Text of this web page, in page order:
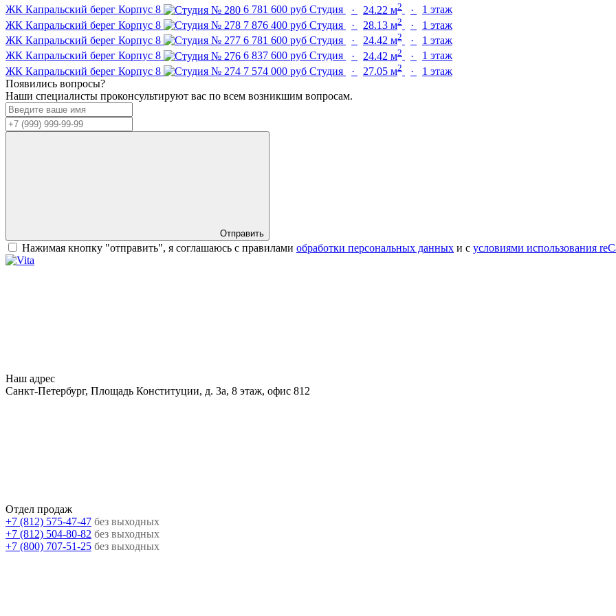
ЖК Капральский берег Корпус 8 6 781 600 руб Студия · 24.22 м2 ·
1 этаж
ЖК Капральский берег Корпус 8 7 876 400 руб Студия · 28.13 м2 ·
1 этаж
ЖК Капральский берег Корпус 8 6 781 600 руб Студия · 24.42 м2 ·
1 этаж
ЖК Капральский берег Корпус 8 6 837 600 руб Студия · 24.42 м2 ·
1 этаж
ЖК Капральский берег Корпус 8 7 574 000 руб Студия · 27.05 м2 ·
1 этаж
Появились вопросы?
Наши специалисты проконсультируют вас по всем возникшим вопросам.
Отправить
Нажимая кнопку "отправить", я соглашаюсь с правилами обработки персональных данных и с условиями использования
Наш адрес
Санкт-Петербург, Площадь Конституции, д. 3а, 8 этаж, офис 812
Отдел продаж
+7 (812) 575-47-47 без выходных
+7 (812) 504-80-82 без выходных
+7 (800) 707-51-25 без выходных